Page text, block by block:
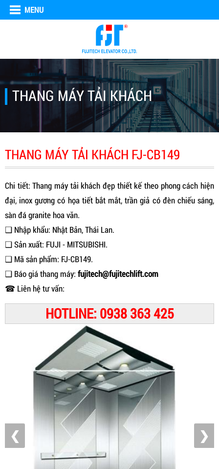
MENU
THANG MÁY TẢI KHÁCH
THANG MÁY TẢI KHÁCH FJ-CB149
Chi tiết: Thang máy tải khách đẹp thiết kế theo phong cách hiện
đại, inox gương có họa tiết bắt mắt, trần giả có đèn chiếu sáng,
sàn đá granite hoa văn.
❑ Nhập khẩu: Nhật Bản, Thái Lan.
❑ Sản xuất: FUJI - MITSUBISHI.
❑ Mã sản phẩm: FJ-CB149.
❑ Báo giá thang máy: fujitech@fujitechlift.com
☎ Liên hệ tư vấn:
HOTLINE: 0938 363 425
❮ ❯